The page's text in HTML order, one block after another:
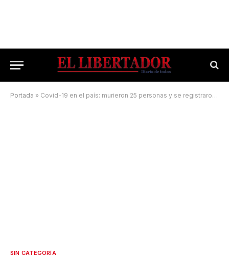
Portada » Covid-19 en el país: murieron 25 personas y se registraron 1.912 casos
SIN CATEGORÍA